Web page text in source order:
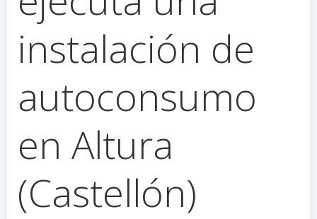
instalación de
autoconsumo
en Altura
(Castellón)